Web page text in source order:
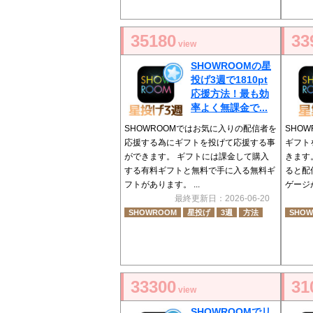
35180 view
SHOWROOMの星
投げ3週で1810pt
応援方法！最も効
率よく無課金で...
SHOWROOMではお気に入りの配信者を
応援する為にギフトを投げて応援する事
ができます。 ギフトには課金して購入
する有料ギフトと無料で手に入る無料ギ
フトがあります。 ...
最終更新日：2026-06-20
SHOWROOM 星投げ 3週 方法
ギフト
きます
ると配
ゲージ
33300 view